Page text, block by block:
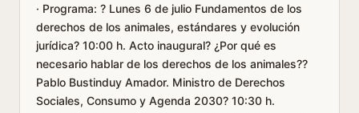
· Programa: ? Lunes 6 de julio Fundamentos de los
derechos de los animales, estándares y evolución
jurídica? 10:00 h. Acto inaugural? ¿Por qué es
necesario hablar de los derechos de los animales??
Pablo Bustinduy Amador. Ministro de Derechos
Sociales, Consumo y Agenda 2030? 10:30 h.